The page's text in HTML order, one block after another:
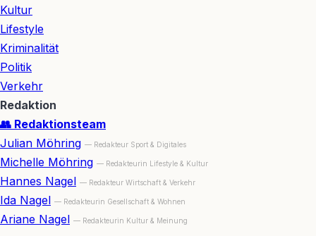
Kultur
Lifestyle
Kriminalität
Politik
Verkehr
Redaktion
👥 Redaktionsteam
Julian Möhring — Redakteur Sport & Digitales
Michelle Möhring — Redakteurin Lifestyle & Kultur
Hannes Nagel — Redakteur Wirtschaft & Verkehr
Ida Nagel — Redakteurin Gesellschaft & Wohnen
Ariane Nagel — Redakteurin Kultur & Meinung